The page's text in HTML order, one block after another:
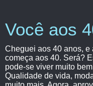
Você aos
Cheguei aos 40 anos, e
começa aos 40. Será?
pode-se viver muito
Qualidade de vida,